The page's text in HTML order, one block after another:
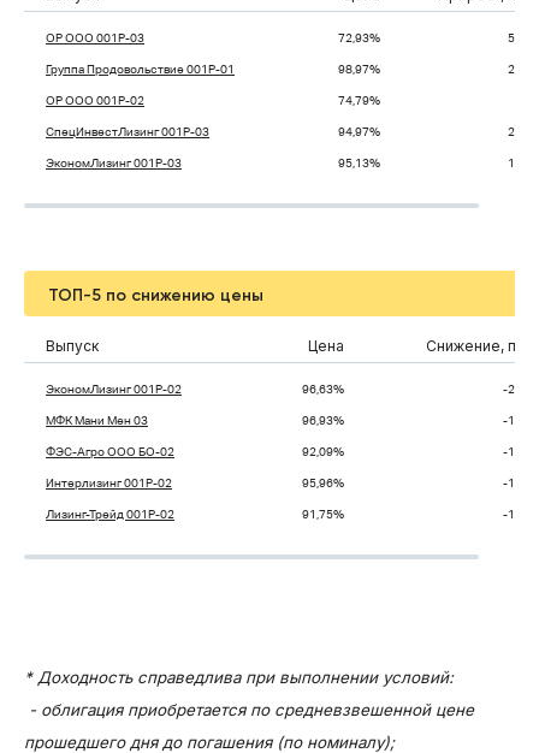
ОР ООО 001P-03 72,93% 5,29
Группа Продовольствие 001P-01 98,97% 2,57
ОР ООО 001P-02 74,79%
СпецИнвестЛизинг 001P-03 94,97% 2,09
ЭкономЛизинг 001Р-03 95,13% 1,85
ТОП-5 по снижению цены
Выпуск Цена Снижение, п.п.
ЭкономЛизинг 001Р-02 96,63% -2,71
МФК Мани Мен 03 96,93% -1,69
ФЭС-Агро ООО БО-02 92,09% -1,51
Интерлизинг 001Р-02 95,96% -1,43
Лизинг-Трейд 001P-02 91,75% -1,26
* Доходность справедлива при выполнении условий:
- облигация приобретается по средневзвешенной цене
прошедшего дня до погашения (по номиналу);